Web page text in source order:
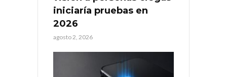
iniciaría pruebas en
2026
agosto 2, 2026